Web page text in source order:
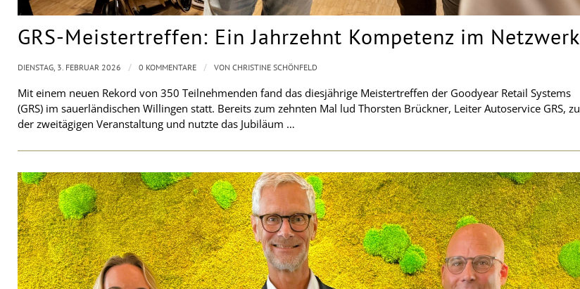
GRS-Meistertreffen: Ein Jahrzehnt Kompetenz im Netzwerk
Mit einem neuen Rekord von 350 Teilnehmenden fand das diesjährige Meistertreffen der Goodyear Retail Systems
(GRS) im sauerländischen Willingen statt. Bereits zum zehnten Mal lud Thorsten Brückner, Leiter Autoservice GRS, zu
der zweitägigen Veranstaltung und nutzte das Jubiläum …
DIENSTAG, 3. FEBRUAR 2026 / 0 KOMMENTARE / VON CHRISTINE SCHÖNFELD